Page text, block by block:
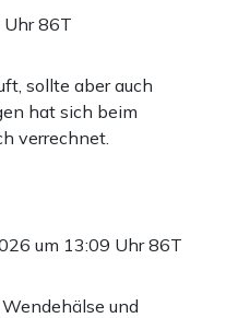
Uhr86T
sollte aber auch
hat sich beim
verrechnet.
um 13:09 Uhr86T
und